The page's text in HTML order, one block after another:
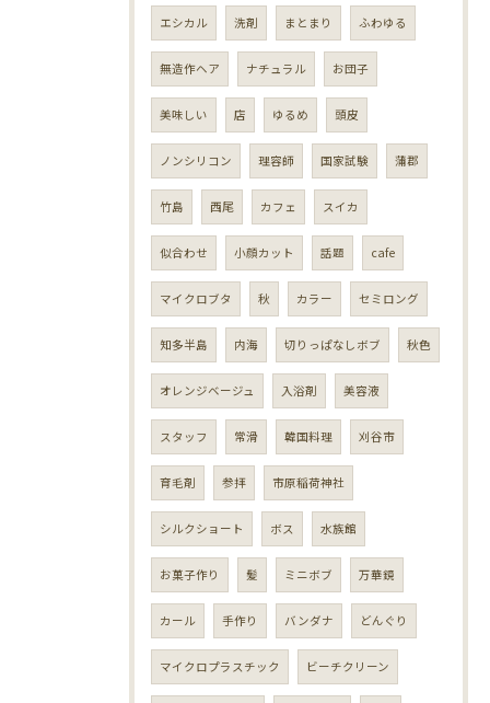
エシカル 洗剤 まとまり ふわゆる
無造作ヘア ナチュラル お団子
美味しい 店 ゆるめ 頭皮
ノンシリコン 理容師 国家試験 蒲郡
竹島 西尾 カフェ スイカ
似合わせ 小顔カット 話題 cafe
マイクロブタ 秋 カラー セミロング
知多半島 内海 切りっぱなしボブ 秋色
オレンジベージュ 入浴剤 美容液
スタッフ 常滑 韓国料理 刈谷市
育毛剤 参拝 市原稲荷神社
シルクショート ボス 水族館
お菓子作り 髪 ミニボブ 万華鏡
カール 手作り バンダナ どんぐり
マイクロプラスチック ビーチクリーン